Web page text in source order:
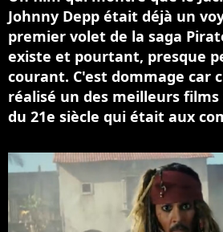
Johnny Depp était déjà un
premier volet de la saga
existe et pourtant, presque
courant. C'est dommage car
réalisé un des meilleurs
du 21e siècle qui était aux